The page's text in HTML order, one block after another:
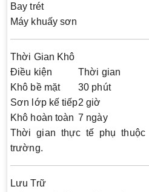
Bay trét
Máy khuấy sơn
Thời Gian Khô
Điều kiện
Thời gian
Khô bề mặt
30 phút
Sơn lớp kế tiếp2 giờ
Khô hoàn toàn 7 ngày
Thời gian thực tế phụ
trường.
Lưu Trữ